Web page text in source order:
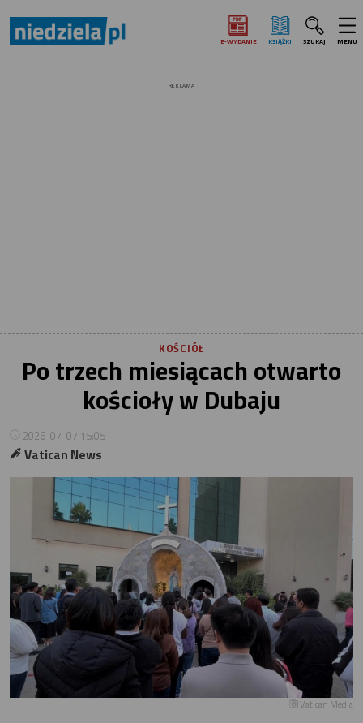
E‑WYDANIE KSIĄŻKI SZUKAJ MENU
REKLAMA
KOŚCIÓŁ
Po trzech miesiącach otwarto
kościoły w Dubaju
2026-07-07 15:05
Vatican News
Vatican Media